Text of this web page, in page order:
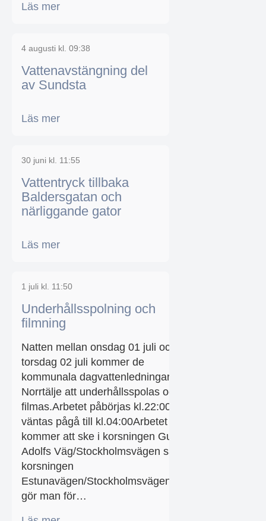
Läs mer
4 augusti kl. 09:38
Vattenavstängning del
av Sundsta
Läs mer
30 juni kl. 11:55
Vattentryck tillbaka
Baldersgatan och
närliggande gator
Läs mer
1 juli kl. 11:50
Underhållsspolning och
filmning
Natten mellan onsdag 01 juli och
torsdag 02 juli kommer de
kommunala dagvattenledningarna i
Norrtälje att underhållsspolas och
filmas.Arbetet påbörjas kl.22:00 och
väntas pågå till kl.04:00Arbetet
kommer att ske i korsningen Gustaf
Adolfs Väg/Stockholmsvägen samt
korsningen
Estunavägen/Stockholmsvägen.Detta
gör man för…